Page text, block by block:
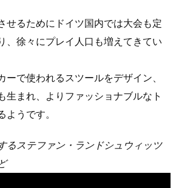
せるためにドイツ国内では大会も定
、徐々にプレイ人口も増えてきてい
ーで使われるスツールをデザイン、
生まれ、よりファッショナブルなト
ようです。
るステファン・ランドシュウィッツ